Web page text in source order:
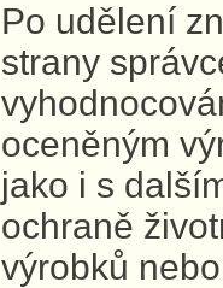
Po udělení
strany
oceněným
jako i s
ochraně
výrobků